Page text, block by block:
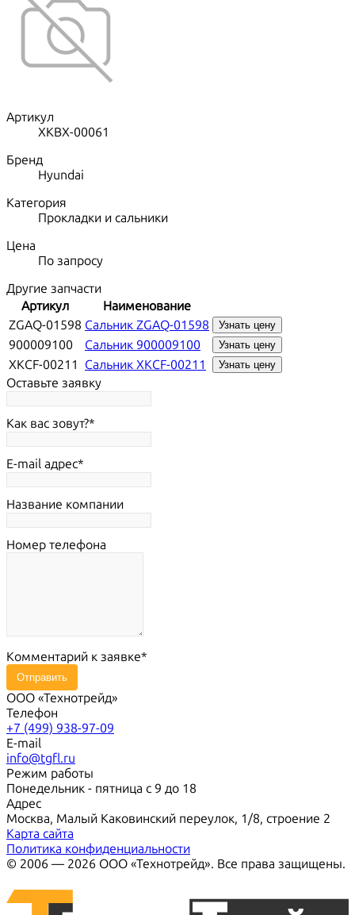
Артикул
XKBX-00061
Бренд
Hyundai
Категория
Прокладки и сальники
Цена
По запросу
Другие запчасти
Артикул
Наименование
ZGAQ-01598 Сальник ZGAQ-01598 Узнать цену
900009100 Сальник 900009100 Узнать цену
XKCF-00211 Сальник XKCF-00211 Узнать цену
Оставьте заявку
Как вас зовут?
E-mail адрес
Название компании
Номер телефона
Комментарий к заявке
Отправить
ООО «Технотрейд»
Телефон
+7 (499) 938-97-09
E-mail
info@tgfl.ru
Режим работы
Понедельник - пятница с 9 до 18
Адрес
Москва, Малый Каковинский переулок, 1/8, строение 2
Карта сайта
Политика конфиденциальности
© 2006 — 2026 ООО «Технотрейд». Все права защищены.